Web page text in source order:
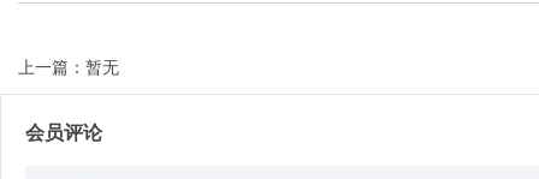
上一篇：暂无
会员评论